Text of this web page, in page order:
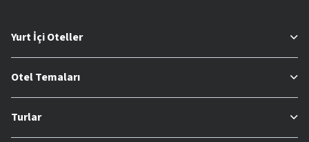
Yurt İçi Oteller
Otel Temaları
Turlar